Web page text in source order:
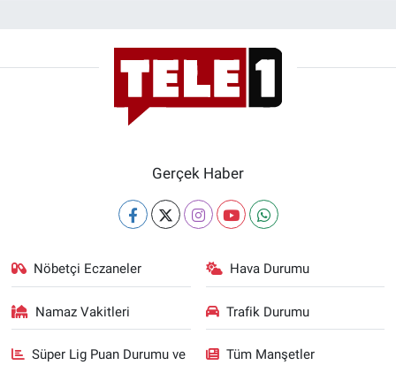
Gerçek Haber
Nöbetçi Eczaneler Hava Durumu
Namaz Vakitleri Trafik Durumu
Süper Lig Puan Durumu ve
Tüm Manşetler